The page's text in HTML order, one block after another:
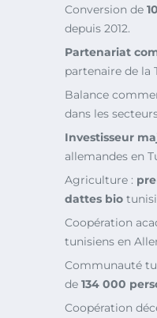
Conversion de
depuis 2012.
Partenariat
partenaire de la
Balance
dans les
Investisseur
allemandes en
Agriculture :
dattes bio
Coopération
tunisiens en
Communauté
de 134 000
Coopération